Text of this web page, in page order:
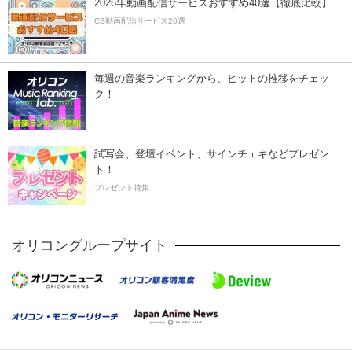
2026年動画配信サービスおすすめ40選【徹底比較】
CS動画配信サービス20選
毎週の音楽ランキングから、ヒットの推移をチェッ
ク！
試写会、登壇イベント、サインチェキなどプレゼン
ト！
プレゼント特集
オリコングループサイト